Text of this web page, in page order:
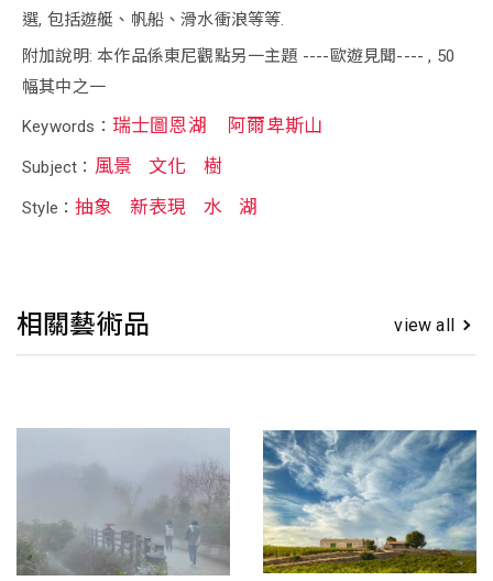
選, 包括遊艇、帆船、滑水衝浪等等.
附加說明: 本作品係東尼觀點另一主題 ----歐遊見聞---- , 50
幅其中之一
Keywords： 瑞士圖恩湖 阿爾卑斯山
Subject： 風景 文化 樹
Style：抽象 新表現 水 湖
相關藝術品 view all